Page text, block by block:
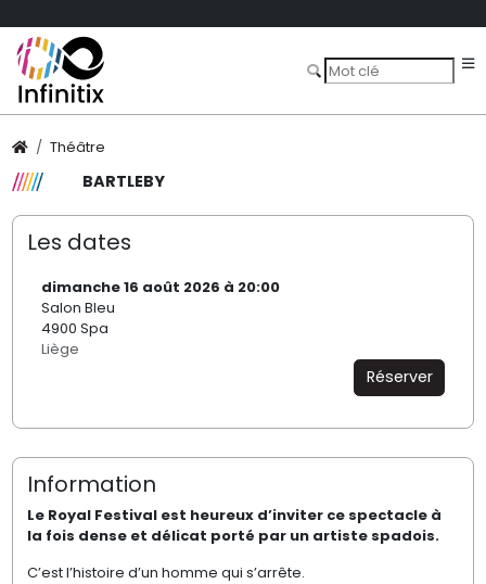
Théâtre
BARTLEBY
Les dates
dimanche 16 août 2026 à 20:00
Salon Bleu
4900 Spa
Liège
Réserver
Information
Le Royal Festival est heureux d’inviter ce spectacle à
la fois dense et délicat porté par un artiste spadois.
C’est l’histoire d’un homme qui s’arrête.